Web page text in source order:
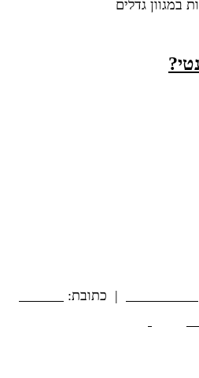
במגוון גדלים
| כתובת: